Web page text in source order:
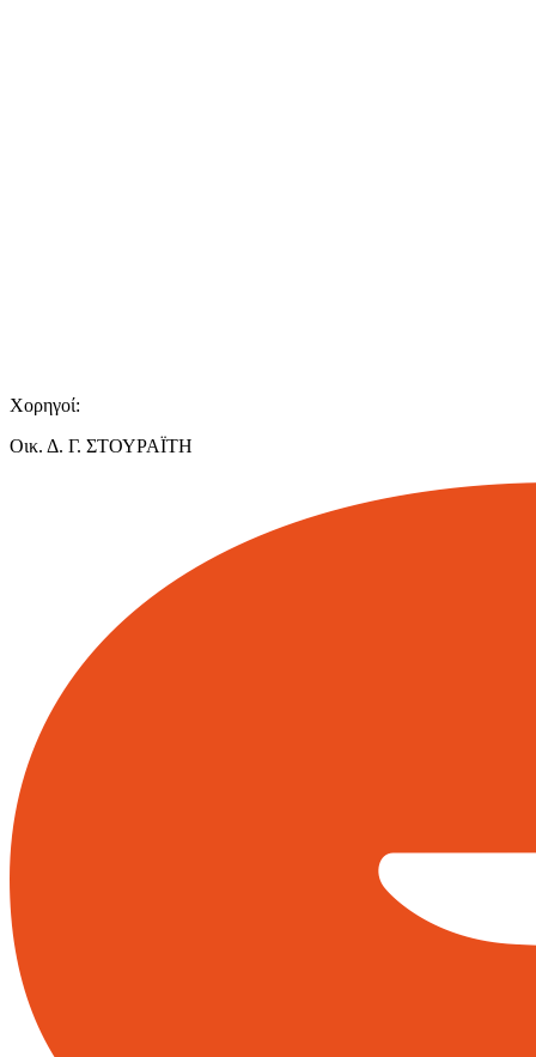
Χορηγοί:
Οικ. Δ. Γ. ΣΤΟΥΡΑΪΤΗ